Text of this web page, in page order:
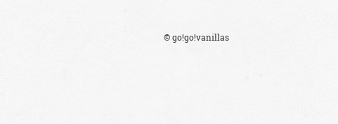
© go!go!vanillas